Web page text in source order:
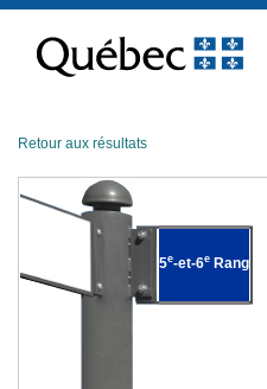
contenu
Retour aux résultats
5e-et-6e Rang